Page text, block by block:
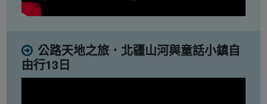
公路天地之旅．北疆山河與童話小鎮自
由行13日